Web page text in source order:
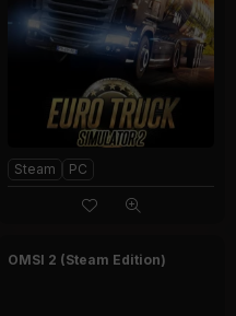
Steam PC
OMSI 2 (Steam Edition)